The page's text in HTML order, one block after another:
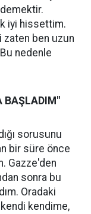
iyi hissettim.
ben uzun
nedenle
BAŞLADIM"
sorusunu
bir süre önce
Gazze'den
sonra bu
Oradaki
kendime,